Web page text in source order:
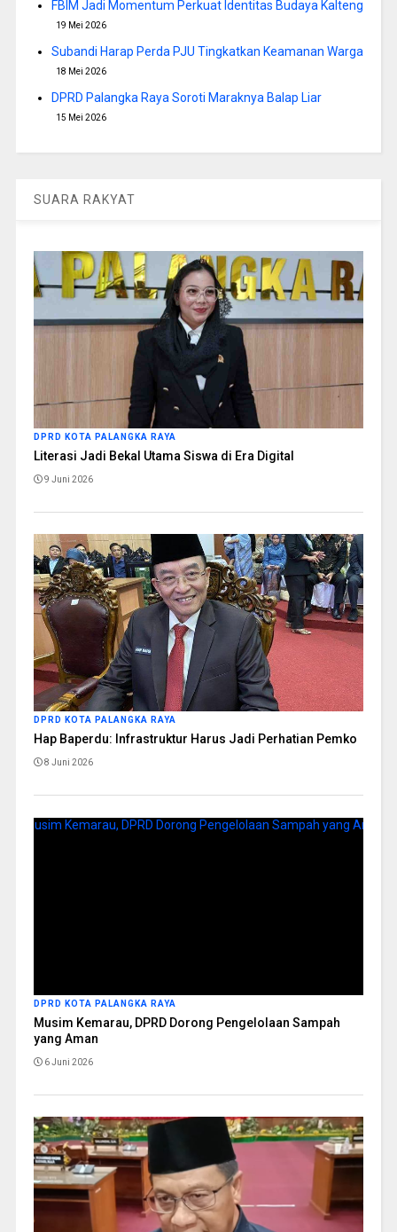
FBIM Jadi Momentum Perkuat Identitas Budaya Kalteng
19 Mei 2026
Subandi Harap Perda PJU Tingkatkan Keamanan Warga
18 Mei 2026
DPRD Palangka Raya Soroti Maraknya Balap Liar
15 Mei 2026
SUARA RAKYAT
DPRD KOTA PALANGKA RAYA
Literasi Jadi Bekal Utama Siswa di Era Digital
9 Juni 2026
DPRD KOTA PALANGKA RAYA
Hap Baperdu: Infrastruktur Harus Jadi Perhatian Pemko
8 Juni 2026
DPRD KOTA PALANGKA RAYA
Musim Kemarau, DPRD Dorong Pengelolaan Sampah
yang Aman
6 Juni 2026